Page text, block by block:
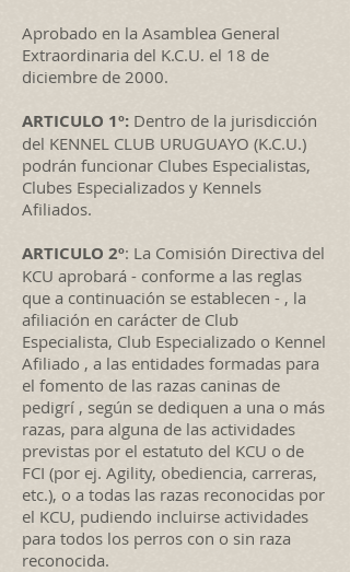
Aprobado en la Asamblea General
Extraordinaria del K.C.U. el 18 de
diciembre de 2000.
ARTICULO 1º: Dentro de la jurisdicción
del KENNEL CLUB URUGUAYO (K.C.U.)
podrán funcionar Clubes Especialistas,
Clubes Especializados y Kennels
Afiliados.
ARTICULO 2º: La Comisión Directiva del
KCU aprobará - conforme a las reglas
que a continuación se establecen - , la
afiliación en carácter de Club
Especialista, Club Especializado o Kennel
Afiliado , a las entidades formadas para
el fomento de las razas caninas de
pedigrí , según se dediquen a una o más
razas, para alguna de las actividades
previstas por el estatuto del KCU o de
FCI (por ej. Agility, obediencia, carreras,
etc.), o a todas las razas reconocidas por
el KCU, pudiendo incluirse actividades
para todos los perros con o sin raza
reconocida.